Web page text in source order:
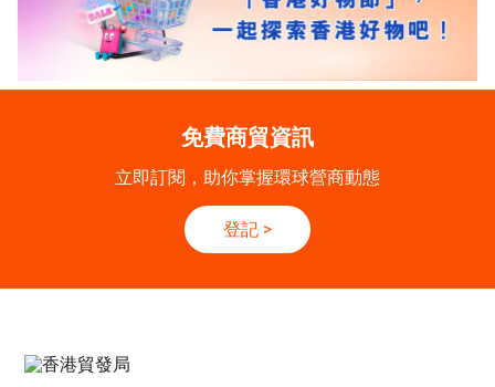
免費商貿資訊
立即訂閱，助你掌握環球營商動態
登記 >